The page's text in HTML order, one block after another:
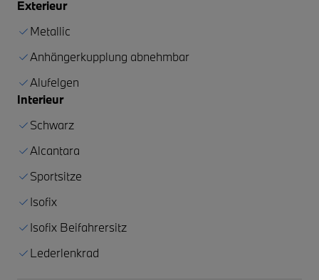
Exterieur
Metallic
Anhängerkupplung abnehmbar
Alufelgen
Interieur
Schwarz
Alcantara
Sportsitze
Isofix
Isofix Beifahrersitz
Lederlenkrad